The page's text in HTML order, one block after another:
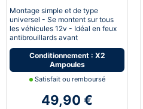
Montage simple et de type
universel - Se montent sur tous
les véhicules 12v - Idéal en feux
antibrouillards avant
Conditionnement : X2
Ampoules
Satisfait ou remboursé
49,90 €